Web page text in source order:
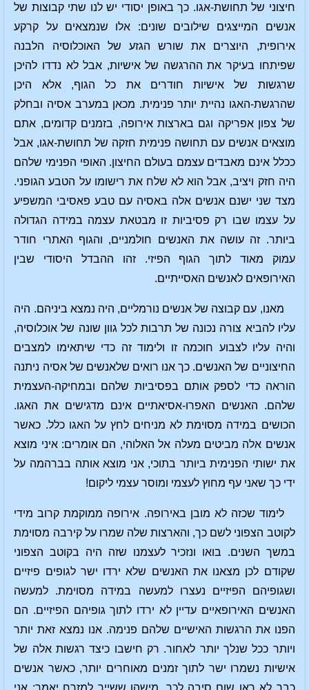
חיצוני של תחושת-אגו. כך באופן יסודי יש לנו שתי קבוצות של
אנשים המייצגים שילובים שונים: אלו שנמצאים על קרקע
אירופית, היוצרים את שורש הגזע של האוכלוסיה הלבנה
שפיתחו בעיקר את ההרגשה של אישיות, אבל לא נדדו להיכן
שרגשות של אישיות חודרים את כל הגוף, אלא היכן
שהרגשת-האגו נהיית יותר פנימית. מכאן במערב אסיה ובחלק
של צפון אפריקה וגם בארצות אירופה, בזמנים קדומים, אתם
מוצאים אנשים עם תחושה פנימית חזקה של תחושת-אגו, אבל
ככלל אינם מאבדים עצמם בעולם החיצון. האופי הפנימי שלהם
היה חזק ויציב, אבל הוא לא שלח את רישומו על הטבע הגופני.
מצד שני ישנם אנשים אלה באסיה עם טבע פאסיבי המשפיע
על עצמו שבו רק פסיביות זו מבטאת עצמה במידה הגדולה
ביותר. זה עושה את האנשים חולמניים, והגוף האתרי חודר
עמוק מאוד לתוך הגוף הפיזי. זהו ההבדל היסודי שבין
האירופאים לאנשים האסייתיים.
מאנו, עם קבוצה של אנשים נורמליים, היה נמצא ביניהם. היה
עליו להביא צורה נכונה של תרבות לכל גוון שונה של אוכלוסיה,
והיה עליו לצבוע חוכמה זו ולימוד זה כדי שיתאימו למצבים
החיצוניים של האנשים. כך אנו רואים שלאנשים של אסיה ניתנה
הוראה כדי לספק אותם בפסיביות שלהם ובמחיקה-העצמית
שלהם. האנשים האפרו-אסיאתיים אינם מדגישים את האגו.
הכושים במידה מסוימת לא מניחים לחץ על האגו כלל. כאשר
אנשים אלה מביטים מעלה אל האלוהי, הם אומרים: איני מוצא
את ישותי הפנימית ביותר בתוכי, אני מוצא אותה בברהמה על
ידי כך שאני עף מחוץ לעצמי ומוסר עצמי ליקום!
לימוד שכזה לא מובן באירופה. אירופה ממוקמת קרוב מידי
לקוטב הצפוני לשם כך, והארצות שלה שמרו על קירבה מסוימת
במשך השנים. בואו ונזכיר לעצמנו שזה היה בקוטב הצפוני
שקודם לכן מצאנו את האנשים שלא ירדו ישר לגופים פיזיים
ושגופיהם הפיזיים נעצרו למעשה במידה מסוימת. למעשה
האנשים האירופאיים עדיין לא ירדו לתוך גופיהם הפיזיים. הם
הפנו את הרגשות האישיים שלהם פנימה. אנו נמצא זאת יותר
ויותר ככל שנלך יותר לאחור. רק חישבו כיצד רגשות אלה של
אישיות נשמרו ישר לתוך זמנים מאוחרים יותר, כאשר אנשים
כבר לא ראו שום סיבה לכך. מישהו ששייך למזרח יאמר: אני